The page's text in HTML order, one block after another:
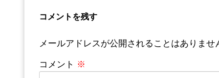
コメントを残す
メールアドレスが公開されることはありませ
コメント ※